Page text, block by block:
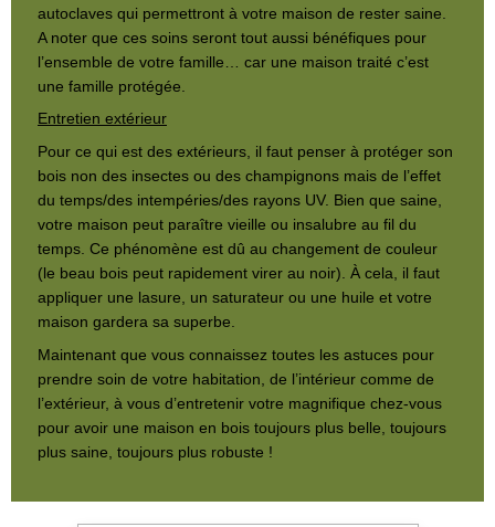
autoclaves qui permettront à votre maison de rester saine.
A noter que ces soins seront tout aussi bénéfiques pour
l’ensemble de votre famille… car une maison traité c’est
une famille protégée.
Entretien extérieur
Pour ce qui est des extérieurs, il faut penser à protéger son
bois non des insectes ou des champignons mais de l’effet
du temps/des intempéries/des rayons UV. Bien que saine,
votre maison peut paraître vieille ou insalubre au fil du
temps. Ce phénomène est dû au changement de couleur
(le beau bois peut rapidement virer au noir). À cela, il faut
appliquer une lasure, un saturateur ou une huile et votre
maison gardera sa superbe.
Maintenant que vous connaissez toutes les astuces pour
prendre soin de votre habitation, de l’intérieur comme de
l’extérieur, à vous d’entretenir votre magnifique chez-vous
pour avoir une maison en bois toujours plus belle, toujours
plus saine, toujours plus robuste !